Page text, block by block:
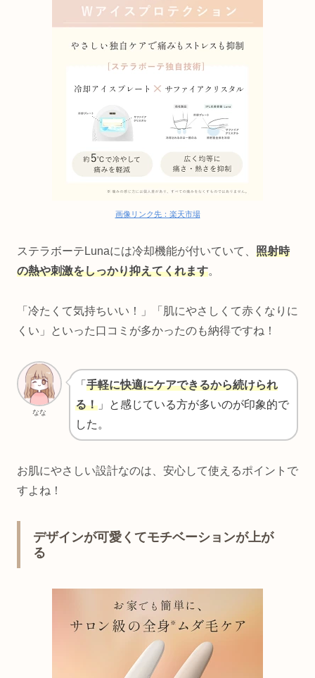
画像リンク先：楽天市場
ステラボーテLunaには冷却機能が付いていて、 照射時
の熱や刺激をしっかり抑えてくれます。
「冷たくて気持ちいい！」「肌にやさしくて赤くなりに
くい」といった口コミが多かったのも納得ですね！
なな
「 手軽に快適にケアできるから続けられ
る！ 」と感じている方が多いのが印象的で
した。
お肌にやさしい設計なのは、安心して使えるポイントで
すよね！
デザインが可愛くてモチベーションが上が
る